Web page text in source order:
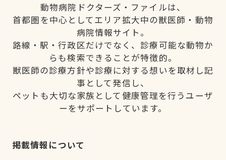
動物病院ドクターズ・ファイルは、
首都圏を中心としてエリア拡大中の獣医師・動物
病院情報サイト。
路線・駅・行政区だけでなく、診療可能な動物か
らも検索できることが特徴的。
獣医師の診療方針や診療に対する想いを取材し記
事として発信し、
ペットも大切な家族として健康管理を行うユーザ
ーをサポートしています。
掲載情報について